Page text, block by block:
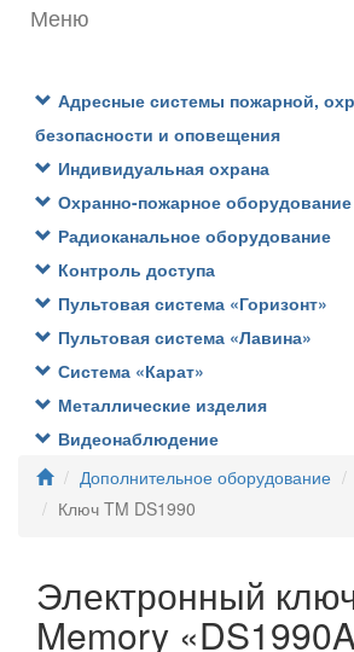
Меню
Адресные системы пожарной,
безопасности и оповещения
Индивидуальная охрана
Охранно-пожарное оборудование
Радиоканальное оборудование
Контроль доступа
Пультовая система «Горизонт»
Пультовая система «Лавина»
Система «Карат»
Металлические изделия
Видеонаблюдение
Дополнительное оборудование
Ключ TM DS1990
Электронный
Memory